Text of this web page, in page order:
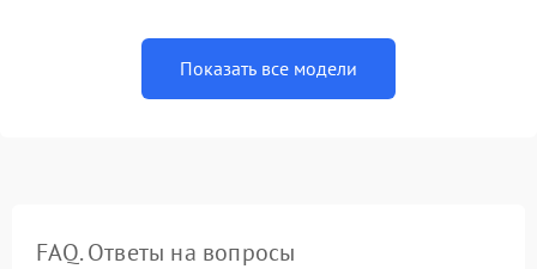
Показать все модели
FAQ. Ответы на вопросы